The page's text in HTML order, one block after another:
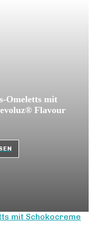
Omeletts mit
Flavour
mit Schokocreme